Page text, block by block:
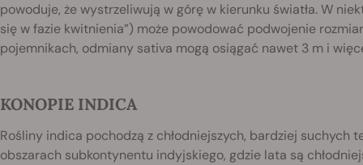
powoduje, że wystrzeliwują w górę w kierunku światła. W
się w fazie kwitnienia”) może powodować podwojenie
pojemnikach, odmiany sativa mogą osiągać nawet 3 m i
KONOPIE INDICA
Rośliny indica pochodzą z chłodniejszych, bardziej suchych
obszarach subkontynentu indyjskiego, gdzie lata są